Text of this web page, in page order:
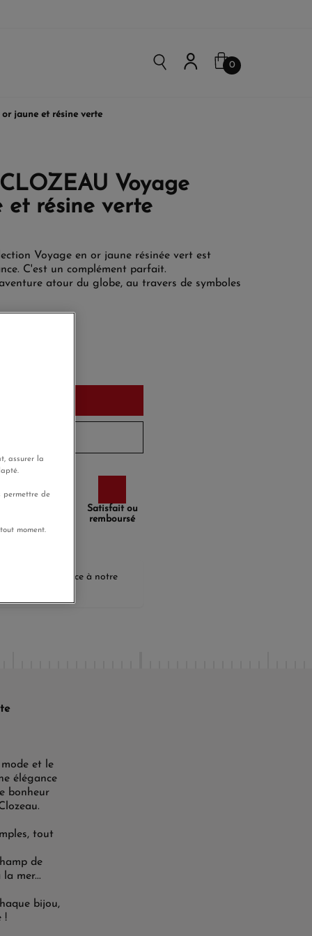
0
jaune et résine verte
Voyage
et résine verte
Voyage en or jaune résinée vert est
C'est un complément parfait.
atour du globe, au travers de symboles
à 10 jours
Satisfait ou
remboursé
grâce à notre
et le
élégance
bonheur
tout
de
mer...
bijou,
!
assurer la
permettre de
moment.